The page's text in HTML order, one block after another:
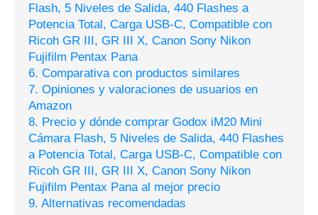
Flash, 5 Niveles de Salida, 440 Flashes a
Potencia Total, Carga USB-C, Compatible con
Ricoh GR III, GR III X, Canon Sony Nikon
Fujifilm Pentax Pana
6. Comparativa con productos similares
7. Opiniones y valoraciones de usuarios en
Amazon
8. Precio y dónde comprar Godox iM20 Mini
Cámara Flash, 5 Niveles de Salida, 440 Flashes
a Potencia Total, Carga USB-C, Compatible con
Ricoh GR III, GR III X, Canon Sony Nikon
Fujifilm Pentax Pana al mejor precio
9. Alternativas recomendadas